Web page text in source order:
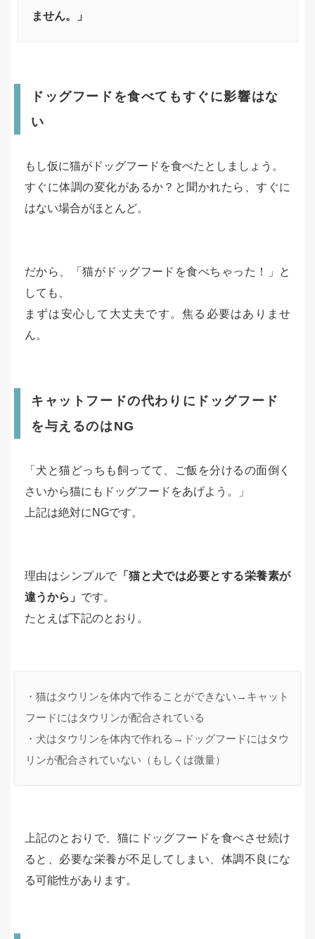
ません。」
ドッグフードを食べてもすぐに影響はな
い
もし仮に猫がドッグフードを食べたとしましょう。
すぐに体調の変化があるか？と聞かれたら、すぐに
はない場合がほとんど。
だから、「猫がドッグフードを食べちゃった！」と
しても、
まずは安心して大丈夫です。焦る必要はありませ
ん。
キャットフードの代わりにドッグフード
を与えるのはNG
「犬と猫どっちも飼ってて、ご飯を分けるの面倒く
さいから猫にもドッグフードをあげよう。」
上記は絶対にNGです。
理由はシンプルで 「猫と犬では必要とする栄養素が
違うから」 です。
たとえば下記のとおり。
・猫はタウリンを体内で作ることができない→キャット
フードにはタウリンが配合されている
・犬はタウリンを体内で作れる→ドッグフードにはタウ
リンが配合されていない（もしくは微量）
上記のとおりで、猫にドッグフードを食べさせ続け
ると、必要な栄養が不足してしまい、体調不良にな
る可能性があります。